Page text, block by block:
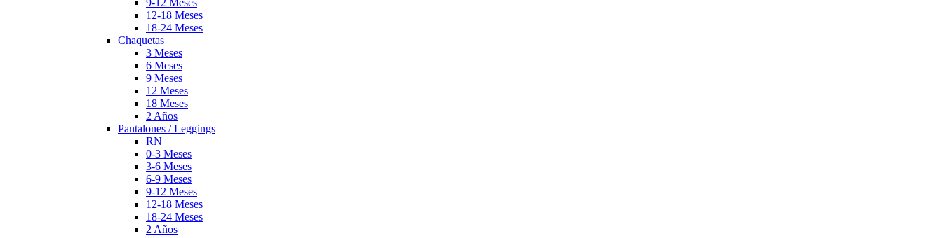
9-12 Meses
12-18 Meses
18-24 Meses
Chaquetas
3 Meses
6 Meses
9 Meses
12 Meses
18 Meses
2 Años
Pantalones / Leggings
RN
0-3 Meses
3-6 Meses
6-9 Meses
9-12 Meses
12-18 Meses
18-24 Meses
2 Años